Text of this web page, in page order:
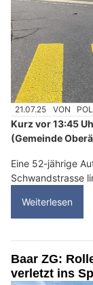
21.07.25 VON
Kurz vor 13:45
(Gemeinde
Eine 52-jährige
Schwandstrasse
Weiterlesen
Baar ZG:
verletzt ins